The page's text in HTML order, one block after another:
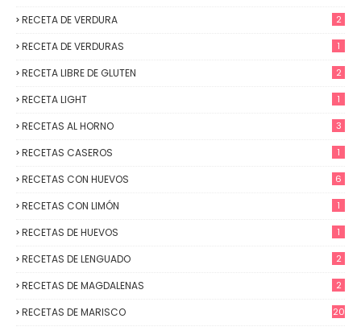
RECETA DE VERDURA 2
RECETA DE VERDURAS 1
RECETA LIBRE DE GLUTEN 2
RECETA LIGHT 1
RECETAS AL HORNO 3
RECETAS CASEROS 1
RECETAS CON HUEVOS 6
RECETAS CON LIMÓN 1
RECETAS DE HUEVOS 1
RECETAS DE LENGUADO 2
RECETAS DE MAGDALENAS 2
RECETAS DE MARISCO 20